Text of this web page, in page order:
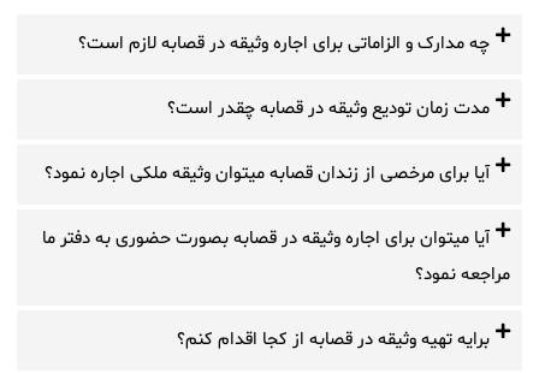
چه مدارک و الزاماتی برای اجاره وثیقه در قصابه لازم است؟
مدت زمان تودیع وثیقه در قصابه چقدر است؟
آیا برای مرخصی از زندان قصابه میتوان وثیقه ملکی اجاره نمود؟
آیا میتوان برای اجاره وثیقه در قصابه بصورت حضوری به دفتر ما
مراجعه نمود؟
برایه تهیه وثیقه در قصابه از کجا اقدام کنم؟